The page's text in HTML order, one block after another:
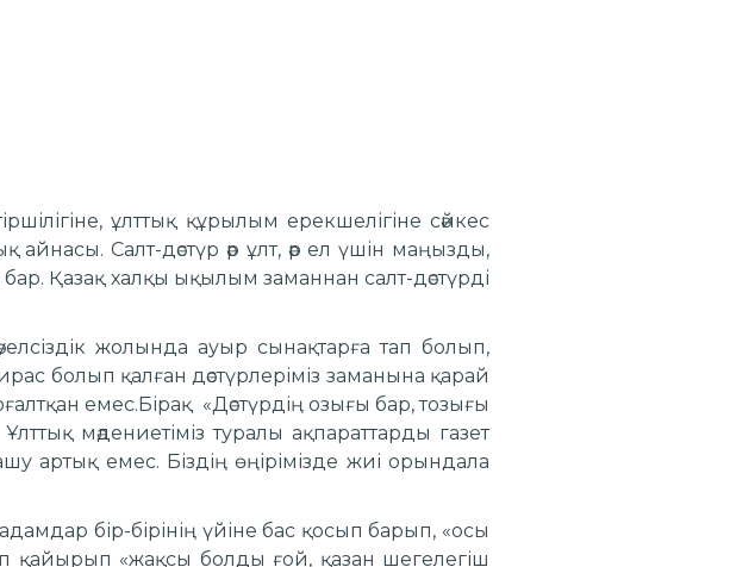
ұлттық құрылым ерекшелігіне сәйкес
Салт-дәстүр әр ұлт, әр ел үшін маңызды,
бар. Қазақ халқы ықылым заманнан салт-дәстүрді
жолында ауыр сынақтарға тап болып,
болып қалған дәстүрлеріміз заманына қарай
емес.Бірақ «Дәстүрдің озығы бар, тозығы
мәдениетіміз туралы ақпараттарды газет
артық емес. Біздің өңірімізде жиі орындала
бір-бірінің үйіне бас қосып барып, «осы
қайырып «жақсы болды ғой, қазан шегелегіш